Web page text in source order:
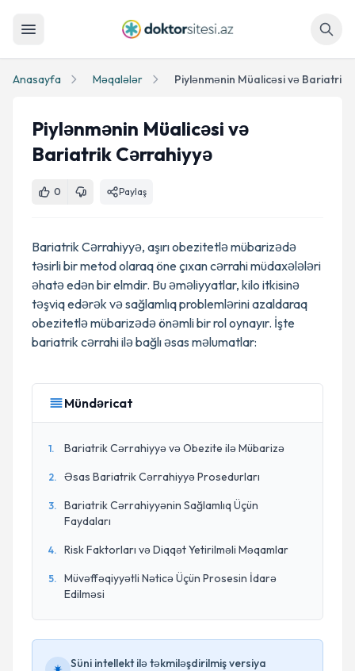
Anasayfa Məqalələr Piylənmənin Müalicəsi və Bariatrik
Piylənmənin Müalicəsi və
Bariatrik Cərrahiyyə
0 Paylaş
Bariatrik Cərrahiyyə, aşırı obezitetlə mübarizədə
təsirli bir metod olaraq öne çıxan cərrahi müdaxələləri
əhatə edən bir elmdir. Bu əməliyyatlar, kilo itkisinə
təşviq edərək və sağlamlıq problemlərini azaldaraq
obezitetlə mübarizədə önəmli bir rol oynayır. İşte
bariatrik cərrahi ilə bağlı əsas məlumatlar:
Mündəricat
1. Bariatrik Cərrahiyyə və Obezite ilə Mübarizə
2. Əsas Bariatrik Cərrahiyyə Prosedurları
3.
Bariatrik Cərrahiyyənin Sağlamlıq Üçün
Faydaları
4. Risk Faktorları və Diqqət Yetirilməli Məqamlar
5.
Müvəffəqiyyətli Nəticə Üçün Prosesin İdarə
Edilməsi
Süni intellekt ilə təkmiləşdirilmiş versiya